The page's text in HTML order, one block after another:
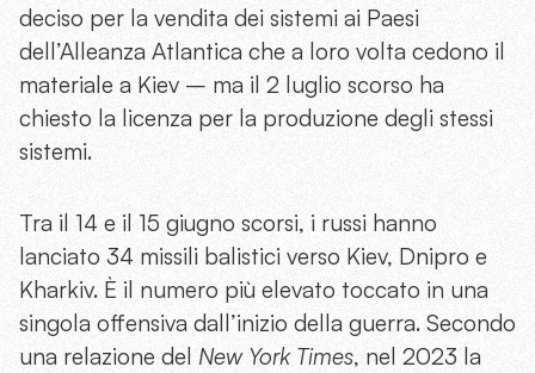
deciso per la vendita dei sistemi ai Paesi
dell’Alleanza Atlantica che a loro volta cedono il
materiale a Kiev – ma il 2 luglio scorso ha
chiesto la licenza per la produzione degli stessi
sistemi.
Tra il 14 e il 15 giugno scorsi, i russi hanno
lanciato 34 missili balistici verso Kiev, Dnipro e
Kharkiv. È il numero più elevato toccato in una
singola offensiva dall’inizio della guerra. Secondo
una relazione del New York Times, nel 2023 la